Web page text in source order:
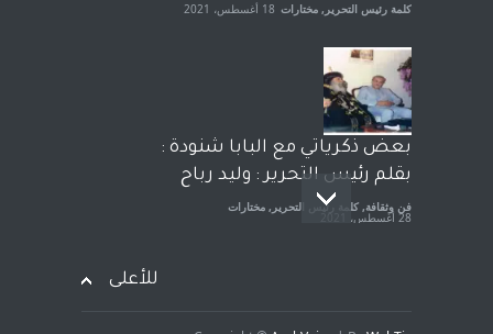
كلمة رئيس التحرير , مختارات 18 أغسطس، 2021
بعض ذكرياتي مع البابا شنودة :
بقلم رئيس التحرير : وليد رباح
فن وثقافة, كلمة رئيس التحرير , مختارات
28 أغسطس، 2021
للأعلى